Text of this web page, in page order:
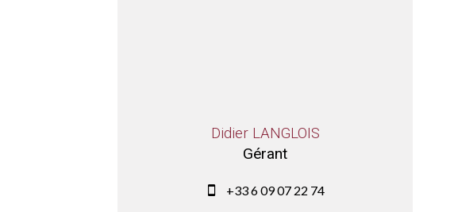
Didier LANGLOIS
Gérant
+33 6 09 07 22 74